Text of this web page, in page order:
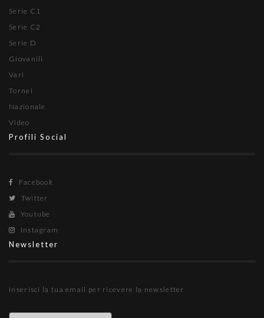
Serie C1
Serie C2
Serie D
Giovanili
Vari
Tornei
Nazionale
Video
Profili Social
Facebook
Twitter
Youtube
Instagram
Newsletter
Inserisci la tua email per ricevere la newsletter